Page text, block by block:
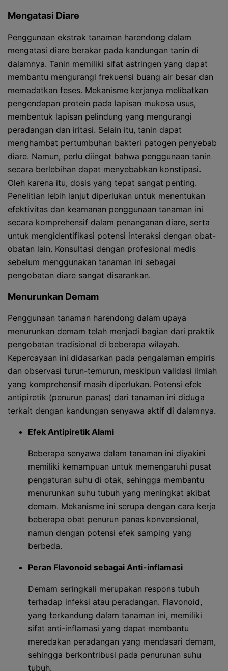
Mengatasi Diare
Penggunaan ekstrak tanaman harendong dalam
mengatasi diare berakar pada kandungan tanin di
dalamnya. Tanin memiliki sifat astringen yang dapat
membantu mengurangi frekuensi buang air besar dan
memadatkan feses. Mekanisme kerjanya melibatkan
pengendapan protein pada lapisan mukosa usus,
membentuk lapisan pelindung yang mengurangi
peradangan dan iritasi. Selain itu, tanin dapat
menghambat pertumbuhan bakteri patogen penyebab
diare. Namun, perlu diingat bahwa penggunaan tanin
secara berlebihan dapat menyebabkan konstipasi.
Oleh karena itu, dosis yang tepat sangat penting.
Penelitian lebih lanjut diperlukan untuk menentukan
efektivitas dan keamanan penggunaan tanaman ini
secara komprehensif dalam penanganan diare, serta
untuk mengidentifikasi potensi interaksi dengan obat-
obatan lain. Konsultasi dengan profesional medis
sebelum menggunakan tanaman ini sebagai
pengobatan diare sangat disarankan.
Menurunkan Demam
Penggunaan tanaman harendong dalam upaya
menurunkan demam telah menjadi bagian dari praktik
pengobatan tradisional di beberapa wilayah.
Kepercayaan ini didasarkan pada pengalaman empiris
dan observasi turun-temurun, meskipun validasi ilmiah
yang komprehensif masih diperlukan. Potensi efek
antipiretik (penurun panas) dari tanaman ini diduga
terkait dengan kandungan senyawa aktif di dalamnya.
Efek Antipiretik Alami
Beberapa senyawa dalam tanaman ini diyakini
memiliki kemampuan untuk memengaruhi pusat
pengaturan suhu di otak, sehingga membantu
menurunkan suhu tubuh yang meningkat akibat
demam. Mekanisme ini serupa dengan cara kerja
beberapa obat penurun panas konvensional,
namun dengan potensi efek samping yang
berbeda.
Peran Flavonoid sebagai Anti-inflamasi
Demam seringkali merupakan respons tubuh
terhadap infeksi atau peradangan. Flavonoid,
yang terkandung dalam tanaman ini, memiliki
sifat anti-inflamasi yang dapat membantu
meredakan peradangan yang mendasari demam,
sehingga berkontribusi pada penurunan suhu
tubuh.